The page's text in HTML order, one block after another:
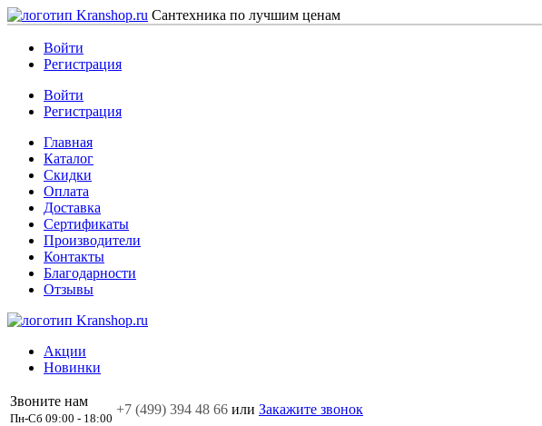
Сантехника по лучшим ценам
Войти
Регистрация
Войти
Регистрация
Главная
Каталог
Скидки
Оплата
Доставка
Сертификаты
Производители
Контакты
Благодарности
Отзывы
Акции
Новинки
Звоните нам
Пн-Сб 09:00 - 18:00
+7 (499) 394 48 66 или Закажите звонок